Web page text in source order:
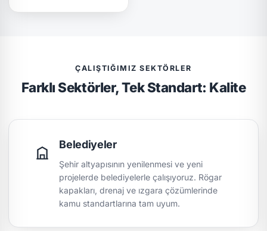
ÇALIŞTIĞIMIZ SEKTÖRLER
Farklı Sektörler, Tek Standart: Kalite
Belediyeler
Şehir altyapısının yenilenmesi ve yeni
projelerde belediyelerle çalışıyoruz. Rögar
kapakları, drenaj ve ızgara çözümlerinde
kamu standartlarına tam uyum.